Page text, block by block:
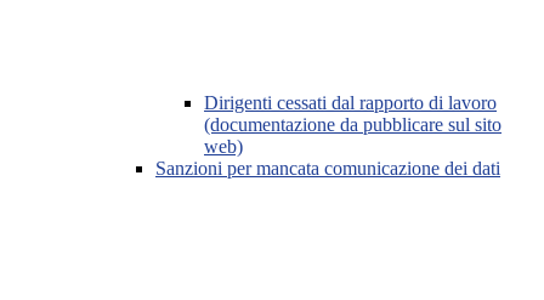
Dirigenti cessati dal rapporto di lavoro
(documentazione da pubblicare sul sito
web)
Sanzioni per mancata comunicazione dei dati